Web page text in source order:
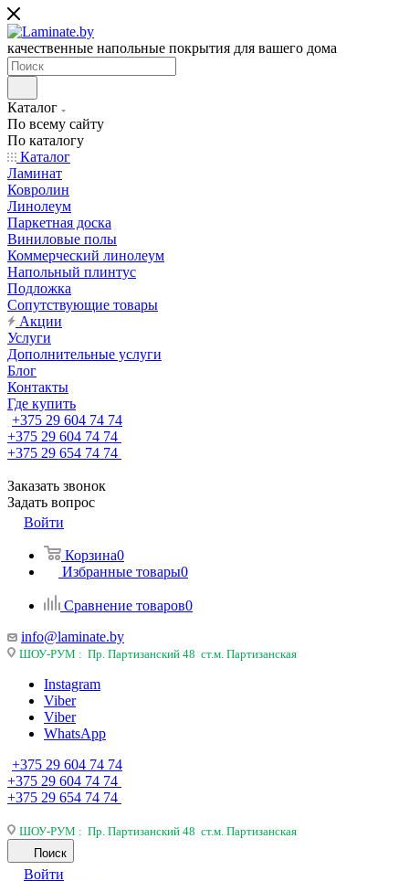
качественные напольные покрытия для вашего дома
Каталог
По всему сайту
По каталогу
Каталог
Ламинат
Ковролин
Линолеум
Паркетная доска
Виниловые полы
Коммерческий линолеум
Напольный плинтус
Подложка
Сопутствующие товары
Акции
Услуги
Дополнительные услуги
Блог
Контакты
Где купить
+375 29 604 74 74
+375 29 604 74 74
+375 29 654 74 74
Заказать звонок
Задать вопрос
Войти
Корзина0
Избранные товары0
Сравнение товаров0
info@laminate.by
ШОУ-РУМ : Пр. Партизанский 48 ст.м. Партизанская
Instagram
Viber
Viber
WhatsApp
+375 29 604 74 74
+375 29 604 74 74
+375 29 654 74 74
ШОУ-РУМ : Пр. Партизанский 48 ст.м. Партизанская
Поиск
Войти